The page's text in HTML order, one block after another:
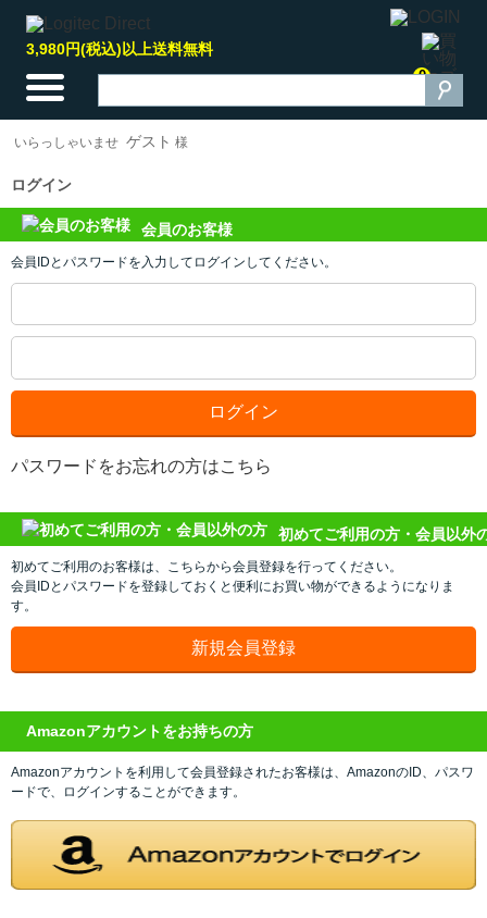
3,980円(税込)以上送料無料
0
いらっしゃいませ ゲスト 様
ログイン
会員のお客様
会員IDとパスワードを入力してログインしてください。
パスワードをお忘れの方はこちら
初めてご利用の方・会員以外
初めてご利用のお客様は、こちらから会員登録を行ってください。
会員IDとパスワードを登録しておくと便利にお買い物ができるようになりま
す。
Amazonアカウントをお持ちの方
Amazonアカウントを利用して会員登録されたお客様は、AmazonのID、パスワ
ードで、ログインすることができます。